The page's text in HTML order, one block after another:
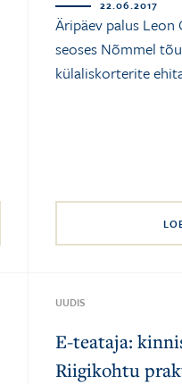
22.06.2017
Äripäev palus
seoses Nõmmel
külaliskorterite
UUDIS
E-teataja:
Riigikohtu